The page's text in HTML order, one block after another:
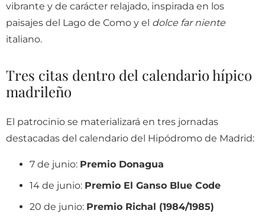
vibrante y de carácter relajado, inspirada en los
paisajes del Lago de Como y el dolce far niente
italiano.
Tres citas dentro del calendario hípico
madrileño
El patrocinio se materializará en tres jornadas
destacadas del calendario del Hipódromo de Madrid:
7 de junio: Premio Donagua
14 de junio: Premio El Ganso Blue Code
20 de junio: Premio Richal (1984/1985)